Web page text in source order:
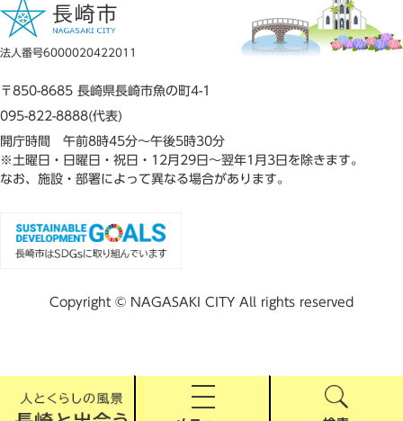
法人番号6000020422011
〒850-8685 長崎県長崎市魚の町4-1
095-822-8888(代表)
開庁時間 午前8時45分～午後5時30分
※土曜日・日曜日・祝日・12月29日～翌年1月3日を除きます。
なお、施設・部署によって異なる場合があります。
Copyright © NAGASAKI CITY All rights reserved